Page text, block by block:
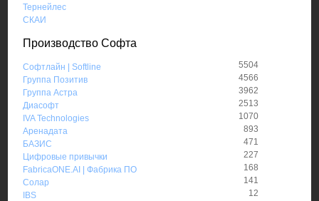
Тернейлес
СКАИ
Производство Софта
Софтлайн | Softline
5504
Группа Позитив
4566
Группа Астра
3962
Диасофт
2513
IVA Technologies
1070
Аренадата
893
БАЗИС
471
Цифровые привычки
227
FabricaONE.AI | Фабрика ПО
168
Солар
141
IBS
12